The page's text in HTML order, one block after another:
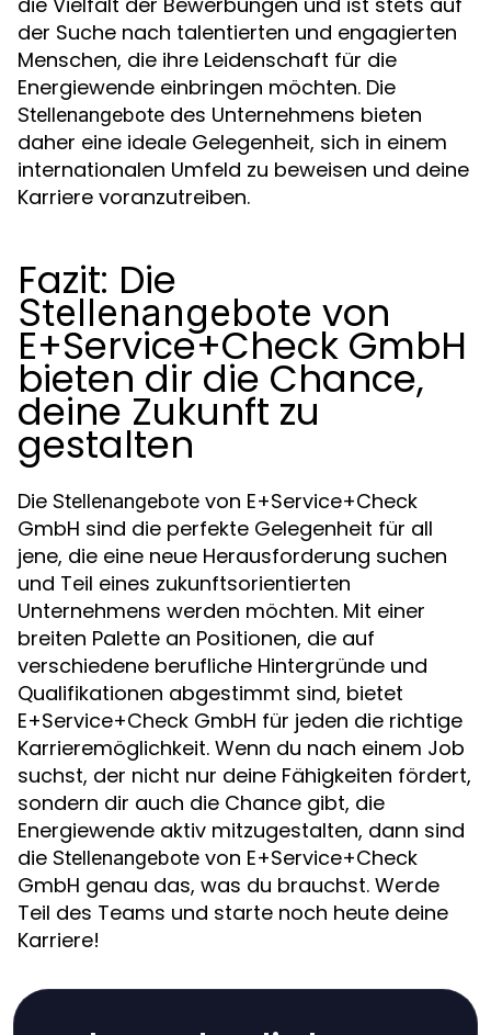
der Suche nach talentierten und engagierten
Menschen, die ihre Leidenschaft für die
Energiewende einbringen möchten. Die
Stellenangebote des Unternehmens bieten
daher eine ideale Gelegenheit, sich in einem
internationalen Umfeld zu beweisen und deine
Karriere voranzutreiben.
Fazit: Die
Stellenangebote von
E+Service+Check GmbH
bieten dir die Chance,
deine Zukunft zu
gestalten
Die Stellenangebote von E+Service+Check
GmbH sind die perfekte Gelegenheit für all
jene, die eine neue Herausforderung suchen
und Teil eines zukunftsorientierten
Unternehmens werden möchten. Mit einer
breiten Palette an Positionen, die auf
verschiedene berufliche Hintergründe und
Qualifikationen abgestimmt sind, bietet
E+Service+Check GmbH für jeden die richtige
Karrieremöglichkeit. Wenn du nach einem Job
suchst, der nicht nur deine Fähigkeiten fördert,
sondern dir auch die Chance gibt, die
Energiewende aktiv mitzugestalten, dann sind
die Stellenangebote von E+Service+Check
GmbH genau das, was du brauchst. Werde
Teil des Teams und starte noch heute deine
Karriere!